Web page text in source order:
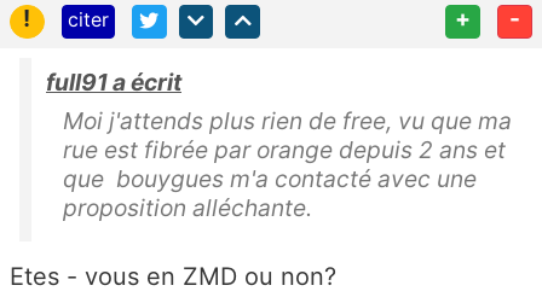
!
citer + -
full91 a écrit
Moi j'attends plus rien de free, vu que ma
rue est fibrée par orange depuis 2 ans et
que bouygues m'a contacté avec une
proposition alléchante.
Etes - vous en ZMD ou non?